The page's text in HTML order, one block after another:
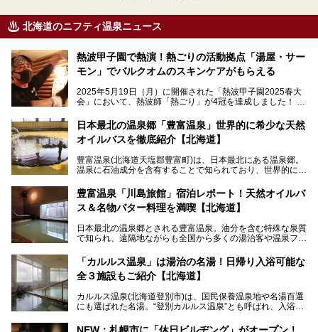
北海道のニフティ温泉ニュース
熱波甲子園で熱演！熱ごりの活動拠点「湯屋・サー
モン」でバルクオムのスキンケアがもらえる
2025年5月19日（月）に開催された「熱波甲子園2025春大
会」において、熱波師「熱ごり」が4冠を達成しました！
動拠点である北海道の銭湯「湯屋・サーモン」にて、メンズ
スキンケアブランド バルクオムの「ONE DAY KIT」を数量
限定でプレゼントいたします。
で、ぜひお試しください。※6月13日配布開始、なくなり次
第終了
───
提供元：株式会社バルクオム【PR】
この記事は株式会社バルクオム商品のPR記事です。
日本最北の温泉郷「豊富温泉」世界的に希少な天然
オイルバスを徹底紹介【北海道】
豊富温泉(北海道天塩郡豊富町)は、日本最北にある温泉郷。
温泉に石油成分を含有することで知られており、世界的にも
に特効があると言われ、遠隔地ながらも全国から湯治・療養
目的で多くの人々が訪れます。
地体験し、独自の視点で豊富温泉の“天然オイルバス”をレポ
ート。温泉地概要や日帰り入浴施設をはじめ、宿泊施設・ア
豊富温泉「川島旅館」宿泊レポート！天然オイルバ
ス＆名物バター料理を満喫【北海道】
日本最北の温泉郷とされる豊富温泉。油分を含む特殊な泉質
で知られ、遠隔地ながらも全国から多くの湯治客や温泉ファ
「川島旅館」は、豊富温泉の開湯当初から営業する老舗旅
館。とりわけ温泉の良さと名物のバター料理に定評があり、
の温泉や料理をはじめ、パブリックスペース・客室など宿の
全貌を徹底的にご紹介します！
「カルルス温泉」は湯治の名湯！日帰り入浴可能な
全３施設もご紹介【北海道】
カルルス温泉(北海道登別市)は、国民保養温泉地や名湯百選
にも選ばれた名湯。“登別カルルス温泉”とも呼ばれ、入浴剤
豊かな登別温泉とは対照的な存在で、今も湯治場的な要素が
NEW：札幌市に「休日ビルヂング」がオープン！